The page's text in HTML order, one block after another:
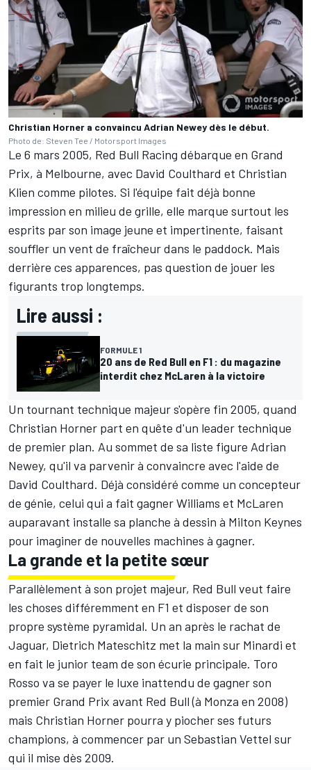
Christian Horner a convaincu Adrian Newey dès le début.
Photo de: Steven Tee / Motorsport Images
Le 6 mars 2005, Red Bull Racing débarque en Grand
Prix, à Melbourne, avec David Coulthard et Christian
Klien comme pilotes. Si l'équipe fait déjà bonne
impression en milieu de grille, elle marque surtout les
esprits par son image jeune et impertinente, faisant
souffler un vent de fraîcheur dans le paddock. Mais
derrière ces apparences, pas question de jouer les
figurants trop longtemps.
Lire aussi :
FORMULE 1
20 ans de Red Bull en F1 : du magazine
interdit chez McLaren à la victoire
Un tournant technique majeur s'opère fin 2005, quand
Christian Horner part en quête d'un leader technique
de premier plan. Au sommet de sa liste figure Adrian
Newey, qu'il va parvenir à convaincre avec l'aide de
David Coulthard. Déjà considéré comme un concepteur
de génie, celui qui a fait gagnerWilliams et McLaren
auparavant installe sa planche à dessin à Milton Keynes
pour imaginer de nouvelles machines à gagner.
La grande et la petite sœur
Parallèlement à son projet majeur, Red Bull veut faire
les choses différemment en F1 et disposer de son
propre système pyramidal. Un an après le rachat de
Jaguar, Dietrich Mateschitz met la main sur Minardi et
en fait le junior team de son écurie principale. Toro
Rosso va se payer le luxe inattendu de gagner son
premier Grand Prix avant Red Bull (à Monza en 2008)
mais Christian Horner pourra y piocher ses futurs
champions, à commencer par un Sebastian Vettel sur
qui il mise dès 2009.